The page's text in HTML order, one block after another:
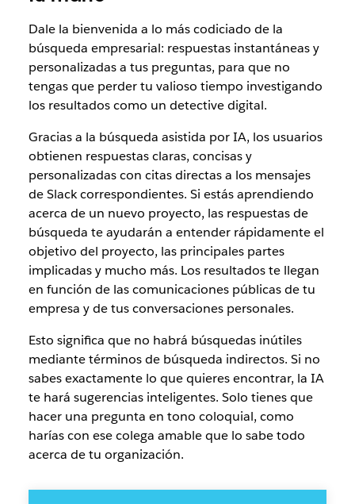
Dale la bienvenida a lo más codiciado de la
búsqueda empresarial: respuestas instantáneas y
personalizadas a tus preguntas, para que no
tengas que perder tu valioso tiempo investigando
los resultados como un detective digital.
Gracias a la búsqueda asistida por IA, los usuarios
obtienen respuestas claras, concisas y
personalizadas con citas directas a los mensajes
de Slack correspondientes. Si estás aprendiendo
acerca de un nuevo proyecto, las respuestas de
búsqueda te ayudarán a entender rápidamente el
objetivo del proyecto, las principales partes
implicadas y mucho más. Los resultados te llegan
en función de las comunicaciones públicas de tu
empresa y de tus conversaciones personales.
Esto significa que no habrá búsquedas inútiles
mediante términos de búsqueda indirectos. Si no
sabes exactamente lo que quieres encontrar, la IA
te hará sugerencias inteligentes. Solo tienes que
hacer una pregunta en tono coloquial, como
harías con ese colega amable que lo sabe todo
acerca de tu organización.